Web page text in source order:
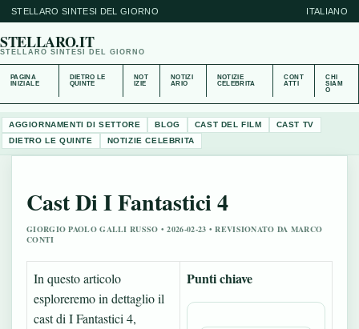
STELLARO SINTESI DEL GIORNO ITALIANO
STELLARO.IT
STELLARO SINTESI DEL GIORNO
PAGINA
INIZIALE
DIETRO LE
QUINTE
NOT
IZIE
NOTIZI
ARIO
NOTIZIE
CELEBRITA
CONT
ATTI
CHI
SIAM
O
AGGIORNAMENTI DI SETTORE BLOG CAST DEL FILM
CAST TV
DIETRO LE QUINTE
NOTIZIE CELEBRITA
Cast Di I Fantastici 4
GIORGIO PAOLO GALLI RUSSO • 2026-02-23 • REVISIONATO DA MARCO
CONTI
In questo articolo
esploreremo in dettaglio il
cast di I Fantastici 4,
Punti chiave